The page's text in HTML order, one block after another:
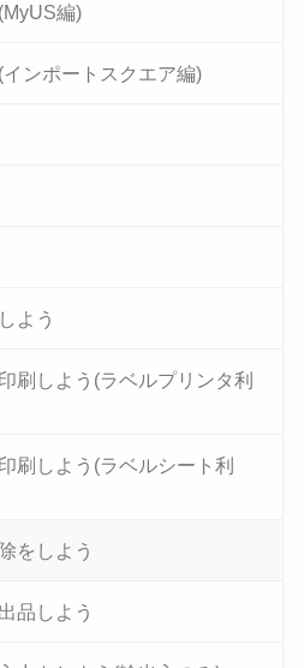
編)
ンポートスクエア編)
よう
刷しよう(ラベルプリンタ利
刷しよう(ラベルシート利
をしよう
品しよう